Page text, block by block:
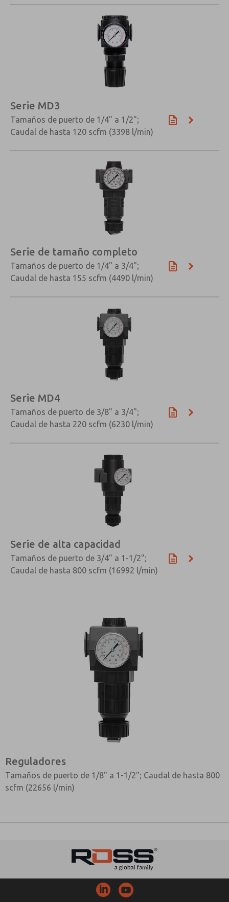
Serie MD3
Tamaños de puerto de 1/4" a 1/2";
Caudal de hasta 120 scfm (3398 l/min)
Serie de tamaño completo
Tamaños de puerto de 1/4" a 3/4";
Caudal de hasta 155 scfm (4490 l/min)
Serie MD4
Tamaños de puerto de 3/8" a 3/4";
Caudal de hasta 220 scfm (6230 l/min)
Serie de alta capacidad
Tamaños de puerto de 3/4" a 1-1/2";
Caudal de hasta 800 scfm (16992 l/min)
Reguladores
Tamaños de puerto de 1/8" a 1-1/2"; Caudal de hasta 800
scfm (22656 l/min)